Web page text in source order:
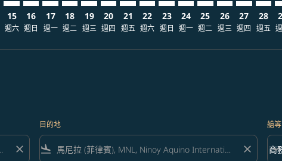
15
週六
16
週日
17
週一
18
週二
19
週三
20
週四
21
週五
22
週六
23
週日
24
週一
25
週二
26
週三
27
週四
28
週五
close
目的地
flight_land close
艙等
艙
商
keyboard_arrow_down